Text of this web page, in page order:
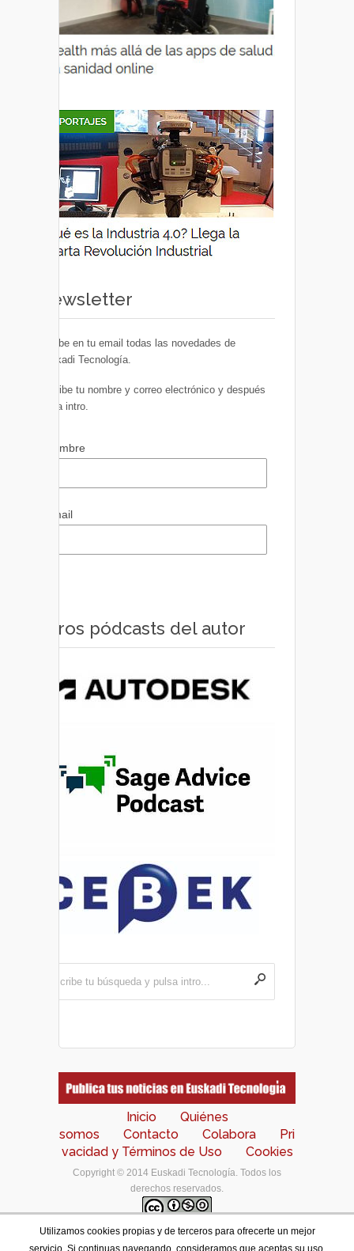
Newsletter
Recibe en tu email todas las novedades de
Euskadi Tecnología.
Escribe tu nombre y correo electrónico y después
pulsa intro.
Nombre
Email
Otros pódcasts del autor
Inicio
Quiénes
somos
Contacto Colabora
Pri
vacidad y Términos de Uso
Cookies
Copyright © 2014 Euskadi Tecnología. Todos los
derechos reservados.
Los contenidos de este portal están bajo unalicencia
Utilizamos cookies propias y de terceros para ofrecerte un mejor
servicio. Si continuas navegando, consideramos que aceptas su uso.